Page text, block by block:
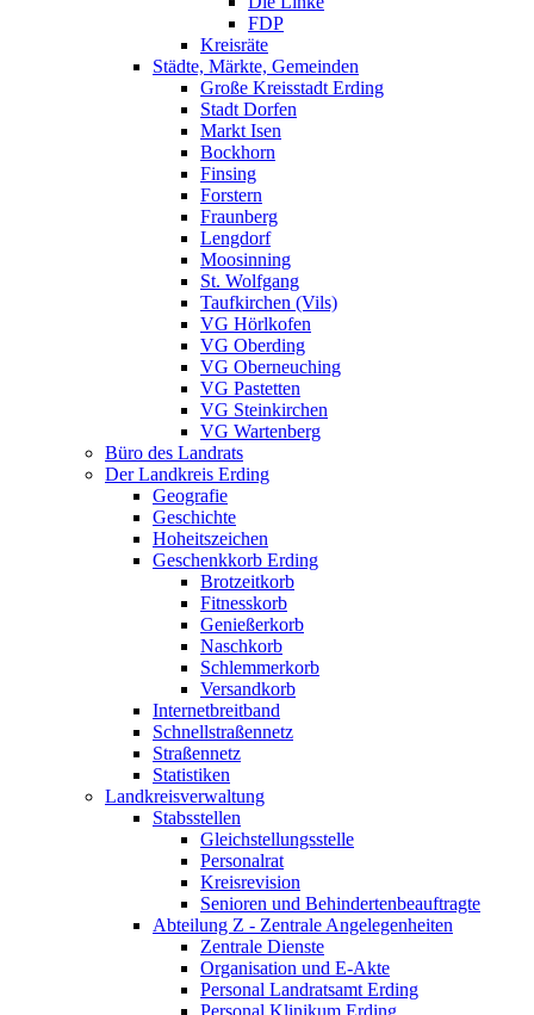
FDP
Kreisräte
Städte, Märkte, Gemeinden
Große Kreisstadt Erding
Stadt Dorfen
Markt Isen
Bockhorn
Finsing
Forstern
Fraunberg
Lengdorf
Moosinning
St. Wolfgang
Taufkirchen (Vils)
VG Hörlkofen
VG Oberding
VG Oberneuching
VG Pastetten
VG Steinkirchen
VG Wartenberg
Büro des Landrats
Der Landkreis Erding
Geografie
Geschichte
Hoheitszeichen
Geschenkkorb Erding
Brotzeitkorb
Fitnesskorb
Genießerkorb
Naschkorb
Schlemmerkorb
Versandkorb
Internetbreitband
Schnellstraßennetz
Straßennetz
Statistiken
Landkreisverwaltung
Stabsstellen
Gleichstellungsstelle
Personalrat
Kreisrevision
Senioren und Behindertenbeauftragte
Abteilung Z - Zentrale Angelegenheiten
Zentrale Dienste
Organisation und E-Akte
Personal Landratsamt Erding
Personal Klinikum Erding